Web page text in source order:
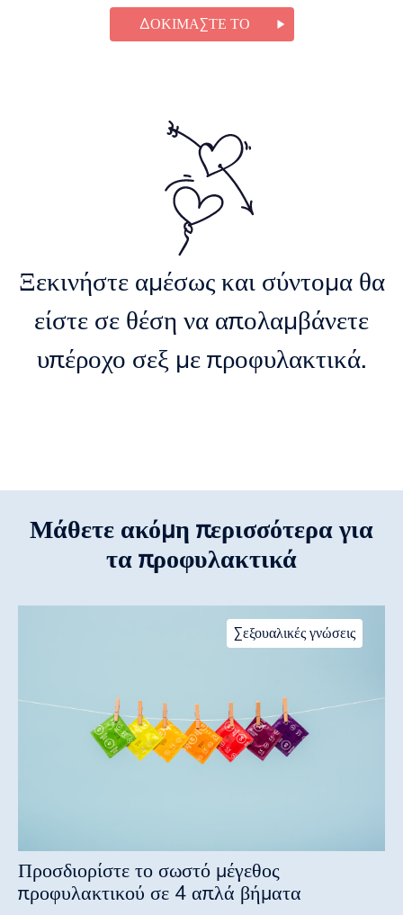
ΔΟΚΙΜΆΣΤΕ ΤΟ
Ξεκινήστε αμέσως και σύντομα θα
είστε σε θέση να απολαμβάνετε
υπέροχο σεξ με προφυλακτικά.
Μάθετε ακόμη περισσότερα για
τα προφυλακτικά
Σεξουαλικές γνώσεις
Προσδιορίστε το σωστό μέγεθος
προφυλακτικού σε 4 απλά βήματα